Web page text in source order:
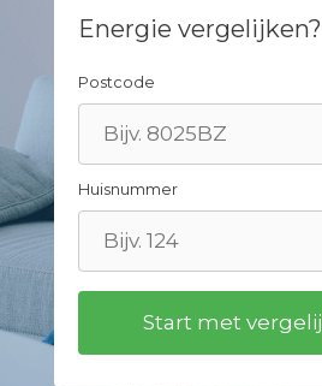
Energie vergelijken?
Postcode
Huisnummer